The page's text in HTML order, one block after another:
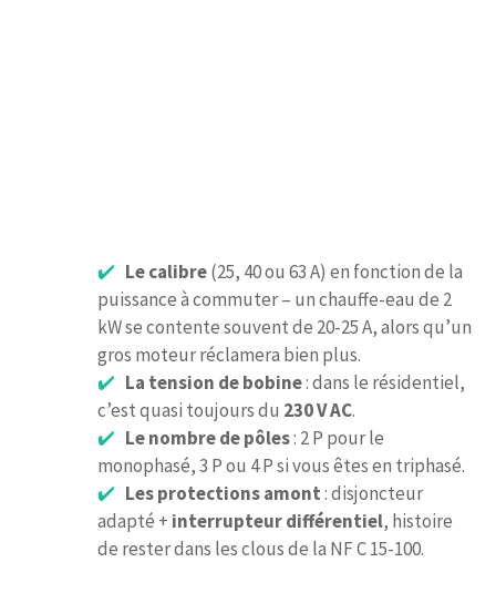
Le calibre(25, 40 ou 63 A) en fonction de la
puissance à commuter – un chauffe-eau de 2
kW se contente souvent de 20-25 A, alors qu’un
gros moteur réclamera bien plus.
La tension de bobine: dans le résidentiel,
c’est quasi toujours du 230 V AC.
Le nombre de pôles: 2 P pour le
monophasé, 3 P ou 4 P si vous êtes en triphasé.
Les protections amont: disjoncteur
adapté + interrupteur différentiel, histoire
de rester dans les clous de la NF C 15-100.